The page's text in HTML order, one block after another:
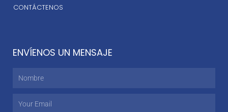
CONTÁCTENOS
ENVÍENOS UN MENSAJE
Nombre